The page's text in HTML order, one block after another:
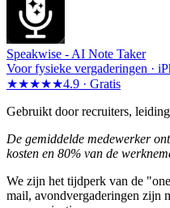
Speakwise - AI Note Taker
Voor fysieke vergaderingen ·
★★★★★4.9 · Gratis
Gebruikt door recruiters,
De gemiddelde medewerker
kosten en 80% van de
We zijn het tijdperk van de
mail, avondvergaderingen zijn